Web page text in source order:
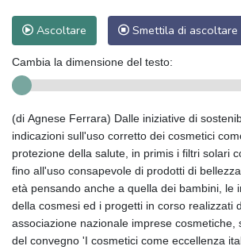
Ascoltare Smettila di ascoltare
Cambia la dimensione del testo:
(di Agnese Ferrara) Dalle iniziative di sostenibilità ambientale alle
indicazioni sull'uso corretto dei cosmetici
protezione della salute, in primis i filtri solari
fino all'uso consapevole di prodotti di
età pensando anche a quella dei bambini, le
della cosmesi ed i progetti in corso realizzati
associazione nazionale imprese cosmetiche,
del convegno 'I cosmetici come eccellenza